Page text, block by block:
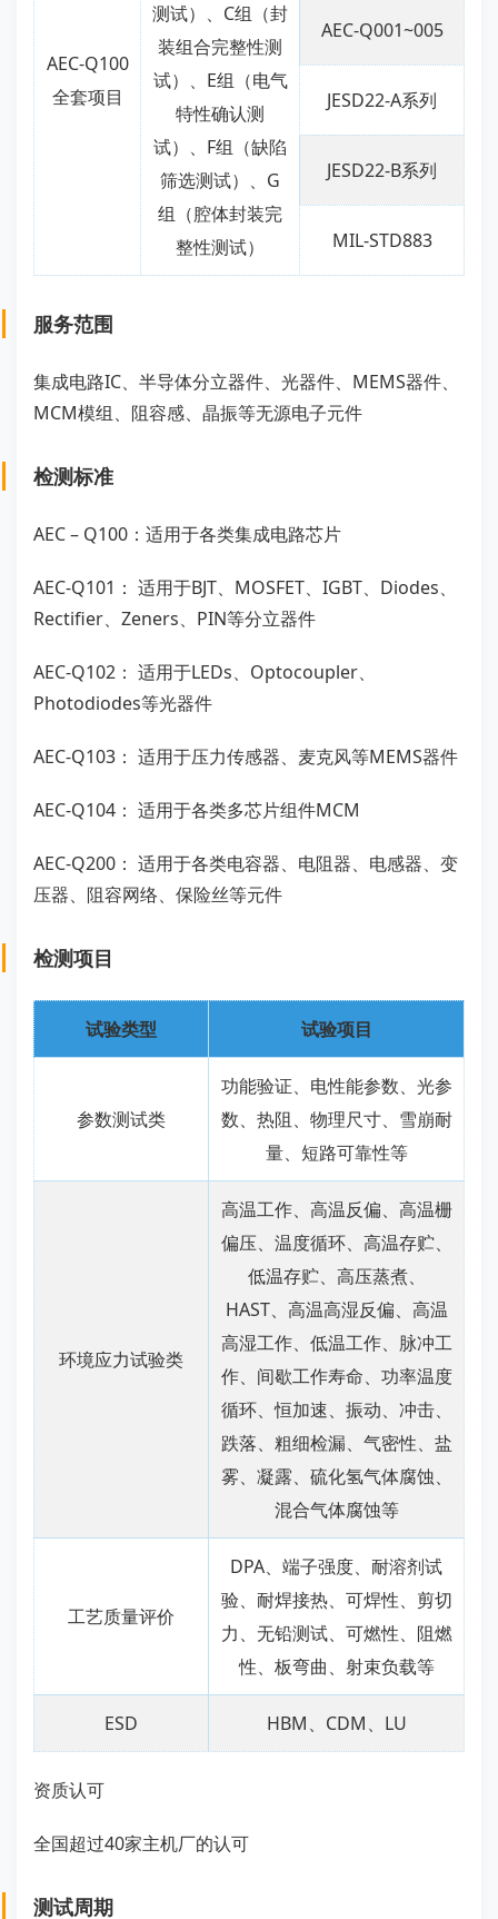
AEC-Q100
全套项目
测试）、C组（封
装组合完整性测
试）、E组（电气
特性确认测
试）、F组（缺陷
筛选测试）、G
组（腔体封装完
整性测试）
AEC-Q001~005
JESD22-A系列
JESD22-B系列
MIL-STD883
服务范围
集成电路IC、半导体分立器件、光器件、MEMS器件、
MCM模组、阻容感、晶振等无源电子元件
检测标准
AEC – Q100：适用于各类集成电路芯片
AEC-Q101： 适用于BJT、MOSFET、IGBT、Diodes、
Rectifier、Zeners、PIN等分立器件
AEC-Q102： 适用于LEDs、Optocoupler、
Photodiodes等光器件
AEC-Q103： 适用于压力传感器、麦克风等MEMS器件
AEC-Q104： 适用于各类多芯片组件MCM
AEC-Q200： 适用于各类电容器、电阻器、电感器、变
压器、阻容网络、保险丝等元件
检测项目
试验类型 试验项目
参数测试类
功能验证、电性能参数、光参
数、热阻、物理尺寸、雪崩耐
量、短路可靠性等
环境应力试验类
高温工作、高温反偏、高温栅
偏压、温度循环、高温存贮、
低温存贮、高压蒸煮、
HAST、高温高湿反偏、高温
高湿工作、低温工作、脉冲工
作、间歇工作寿命、功率温度
循环、恒加速、振动、冲击、
跌落、粗细检漏、气密性、盐
雾、凝露、硫化氢气体腐蚀、
混合气体腐蚀等
工艺质量评价
DPA、端子强度、耐溶剂试
验、耐焊接热、可焊性、剪切
力、无铅测试、可燃性、阻燃
性、板弯曲、射束负载等
ESD HBM、CDM、LU
资质认可
全国超过40家主机厂的认可
测试周期